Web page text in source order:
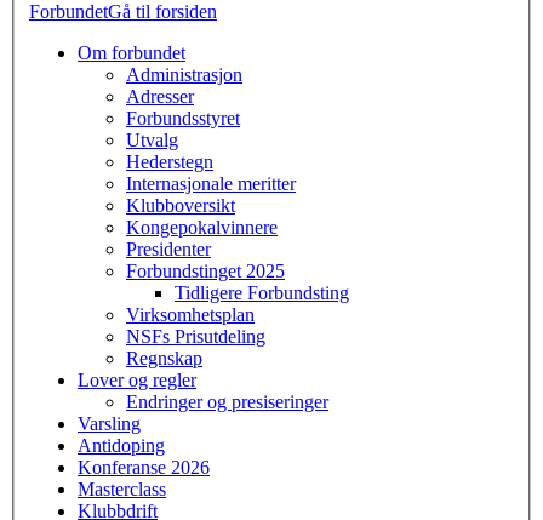
ForbundetGå til forsiden
Om forbundet
Administrasjon
Adresser
Forbundsstyret
Utvalg
Hederstegn
Internasjonale meritter
Klubboversikt
Kongepokalvinnere
Presidenter
Forbundstinget 2025
Tidligere Forbundsting
Virksomhetsplan
NSFs Prisutdeling
Regnskap
Lover og regler
Endringer og presiseringer
Varsling
Antidoping
Konferanse 2026
Masterclass
Klubbdrift